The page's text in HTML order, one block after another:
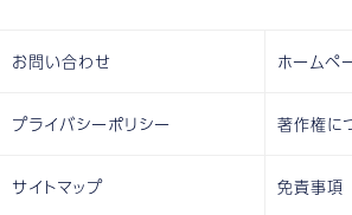
お問い合わせ ホームペ
プライバシーポリシー 著作権に
サイトマップ 免責事項